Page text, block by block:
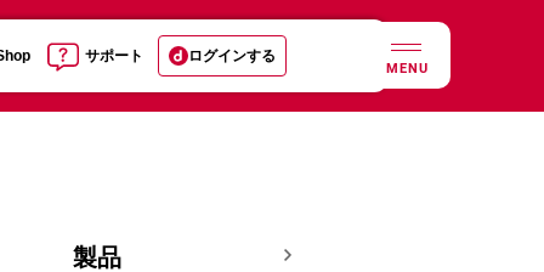
サポート ログインする
MENU
製品